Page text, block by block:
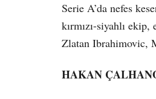
Serie A’da nefes
kırmızı-siyahlı
Zlatan Ibrahimovic,
HAKAN